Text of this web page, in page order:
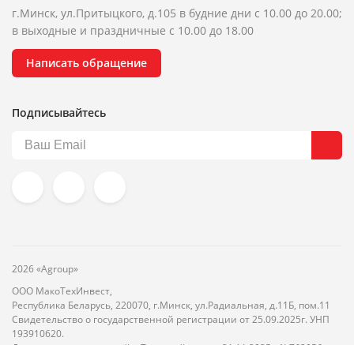
г.Минск, ул.Притыцкого, д.105 в будние дни с 10.00 до 20.00;
в выходные и праздничные с 10.00 до 18.00
Написать обращение
Подписывайтесь
2026 «Agroup»
ООО МакоТехИнвест,
Республика Беларусь, 220070, г.Минск, ул.Радиальная, д.11Б, пом.11
Свидетельство о государственной регистрации от 25.09.2025г. УНП
193910620.